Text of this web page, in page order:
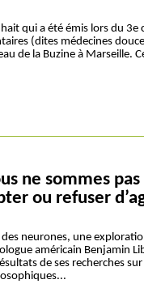
qui a été émis lors du 3e
(dites médecines
de la Buzine à Marseille.
ne sommes
ou refuser
des neurones, une
américain Benjamin
de ses recherches